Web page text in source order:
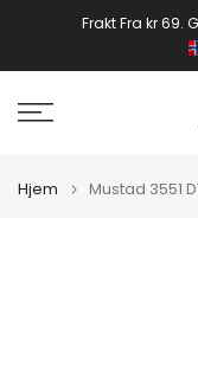
Frakt Fra kr 69.
Hjem Mustad 3551